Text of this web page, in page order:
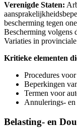
Verenigde Staten:
bescherming tegen
Bescherming volgens
Variaties in
Kritieke elementen
Procedures
Beperkingen
Termen voor
Annulerings-
Belasting- en